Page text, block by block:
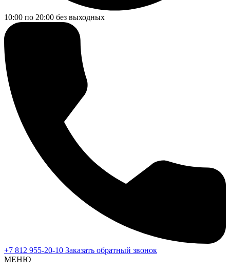
10:00 по 20:00 без выходных
+7 812 955-20-10 Заказать обратный звонок
МЕНЮ